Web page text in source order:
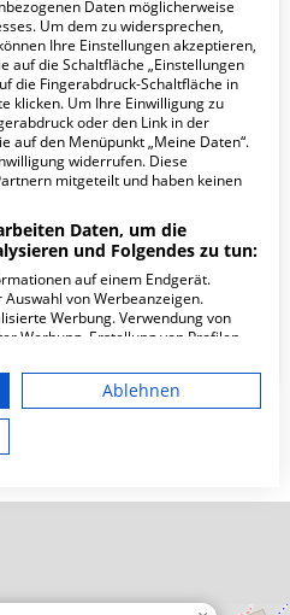
Fragen zu dieser Klinik.
von MVZ
von MVZ
Daten möglicherweise
Um dem zu widersprechen,
Ihre Einstellungen akzeptieren,
auf die Schaltfläche „Einstellungen
die Fingerabdruck-Schaltfläche in
klicken. Um Ihre Einwilligung zu
oder den Link in der
auf den Menüpunkt „Meine Daten“.
widerrufen. Diese
mitgeteilt und haben keinen
Daten, um die
und Folgendes zu tun:
auf einem Endgerät.
von Werbeanzeigen.
Werbung. Verwendung von
Werbung. Erstellung von Profilen
Werbeleistung. Messung der
Zielgruppen durch Statistiken
Quellen. Entwicklung
reduzierter Daten zur
gelten ausschließlich für diese
Ablehnen